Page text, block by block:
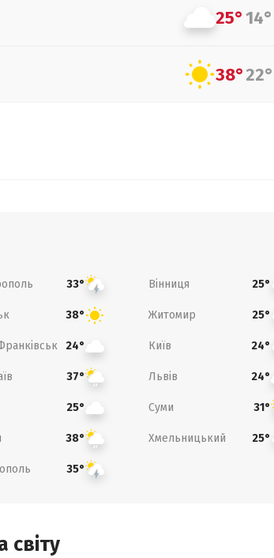
25°14°
38°22°
33° Вінниця 25°
38° Житомир 25°
24° Київ 24°
37° Львів 24°
25° Суми 31°
38° Хмельницький 25°
35°
світу